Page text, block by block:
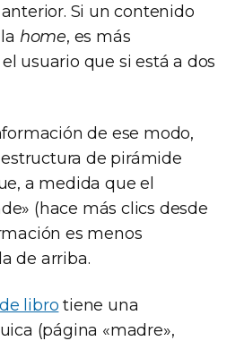
Si un contenido
home, es más
usuario que si está a dos
de ese modo,
de pirámide
a medida que el
(hace más clics desde
es menos
de arriba.
libro tiene una
(página «madre»,